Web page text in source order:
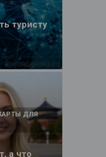
туристу
а что
ДЛЯ